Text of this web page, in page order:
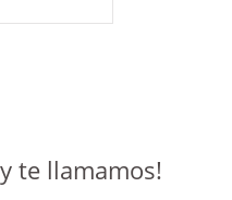
te llamamos!